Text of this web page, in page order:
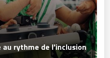
au rythme de l'inclusion